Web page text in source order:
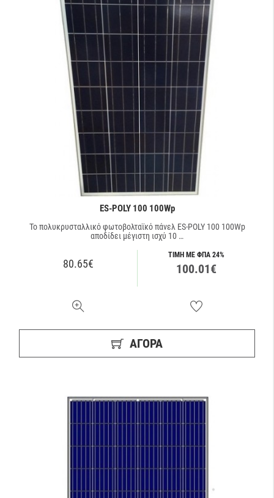
τεχνολογία κατασκευής του (μονοκρυσταλλικό-
πολυκρυσταλλικό), από την ισχύ του η οποία μετριέται σε Wp
(Watts - peak). Η ονομαστική ισχύς ενός φωτοβολταϊκού πάνελ
είναι σπάνιο να επιτευχθεί καθώς εξαρτάται από την
θερμοκρασία, την υγρασία (πάχος ατμόσφαιρας) την περίοδο του
χρόνου κα. Δώστε ιδιαίτερη προσοχή στον θερμοκρασιακό
συντελεστή καθώς στην Ελλάδα οι υψηλές θερμοκρασίες
μειώνουν αρκετά την παραγωγή των πάνελ το καλοκαίρι. Έτσι
ένα φωτοβολταϊκό πάνελ με θερμοκρασιακό συντελεστή 0.4%/
οC θα μειωθεί η απόδοσή του κατά 20% λιγότερο στους 50
βαθμούς σε σύγκριση με ένα πάνελ με συντελεστή 0.5%/oC.
Δείτε προσφορές και
τιμές για αυτόνομα φωτοβολταϊκά
πακέτα net metering.
Σε εμάς θα βρείτε τα ποιοτικότερα και πιο αξιόπιστα
φωτοβολταϊκά πάνελ στις χαμηλότερες τιμές.
ES-POLY 100 100Wp
Το πολυκρυσταλλικό φωτοβολταϊκό πάνελ ES-POLY 100 100Wp
αποδίδει μέγιστη ισχύ 10 …
80.65€
ΤΙΜΗ ΜΕ ΦΠΑ 24%
100.01€
ΑΓΟΡΑ